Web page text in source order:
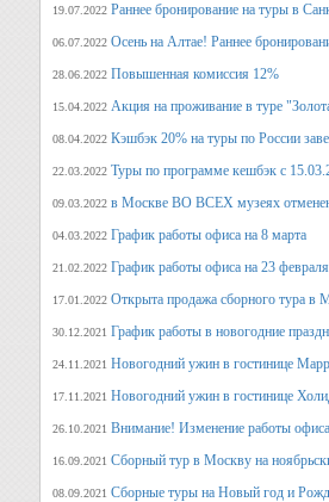
19.07.2022 Раннее бронирование на туры в
06.07.2022 Осень на Алтае! Раннее
28.06.2022 Повышенная комиссия 12%
15.04.2022 Акция на проживание в туре
08.04.2022 Кэшбэк 20% на туры по России
22.03.2022 Туры по программе кешбэк с
09.03.2022 в Москве ВО ВСЕХ музеях
04.03.2022 График работы офиса на 8 марта
21.02.2022 График работы офиса на 23 февраля
17.01.2022 Открыта продажа сборного тура в
30.12.2021 График работы в новогодние
24.11.2021 Новогодний ужин в гостинице
17.11.2021 Новогодний ужин в гостинице
26.10.2021 Внимание! Изменение работы
16.09.2021 Сборный тур в Москву на
08.09.2021 Сборные туры на Новый год и